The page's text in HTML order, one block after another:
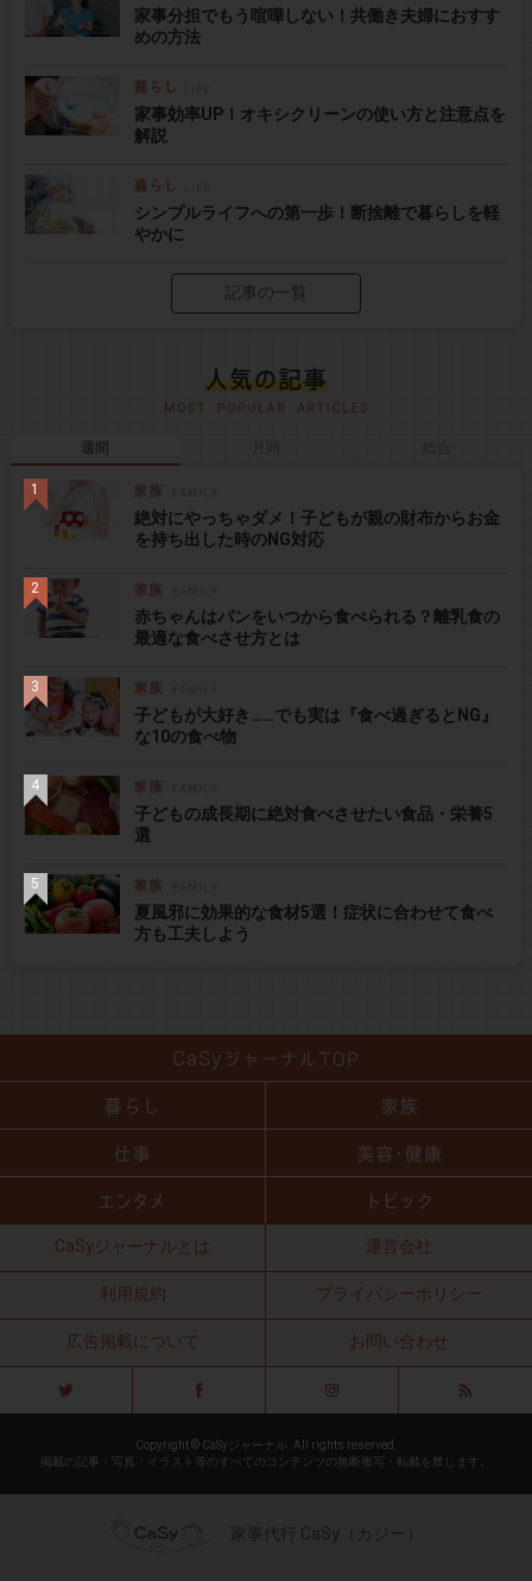
家事分担でもう喧嘩しない！共働き夫婦におすす
めの方法
家事効率UP！オキシクリーンの使い方と注意点を
解説
シンプルライフへの第一歩！断捨離で暮らしを軽
やかに
記事の一覧
週間
絶対にやっちゃダメ！子どもが親の財布からお金
を持ち出した時のNG対応
赤ちゃんはパンをいつから食べられる？離乳食の
最適な食べさせ方とは
子どもが大好き……でも実は『食べ過ぎるとNG』
な10の食べ物
子どもの成長期に絶対食べさせたい食品・栄養5
選
夏風邪に効果的な食材5選！症状に合わせて食べ
方も工夫しよう
CaSyジャーナルとは 運営会社
利用規約 プライバシーポリシー
広告掲載について お問い合わせ
Copyright © CaSyジャーナル. All rights reserved.
掲載の記事・写真・イラスト等のすべてのコンテンツの無断複写・転載を禁じます。
家事代行 CaSy（カジー）